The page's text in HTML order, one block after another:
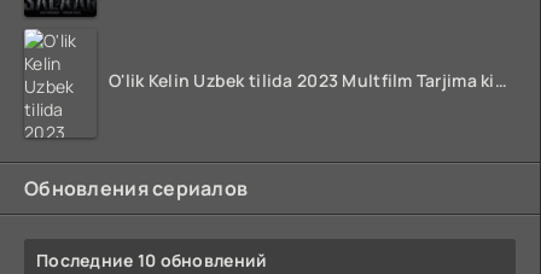
O'lik Kelin Uzbek tilida 2023 Multfilm Tarjima kino skachat
Обновления сериалов
Последние 10 обновлений